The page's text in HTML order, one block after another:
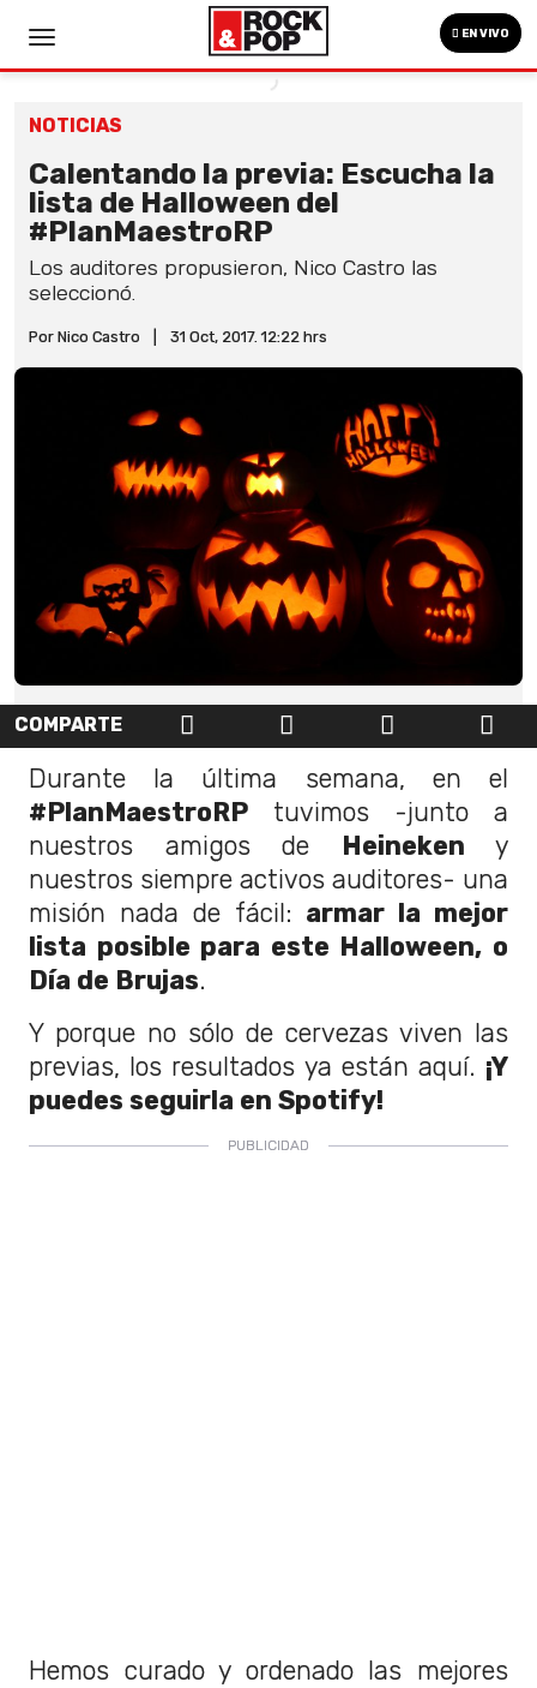
EN VIVO
NOTICIAS
Calentando la previa: Escucha la
lista de Halloween del
#PlanMaestroRP
Los auditores propusieron, Nico Castro las
seleccionó.
Por Nico Castro 31 Oct, 2017. 12:22 hrs
COMPARTE
Durante la última semana, en el
#PlanMaestroRP tuvimos -junto a
nuestros amigos de Heineken y
nuestros siempre activos auditores- una
misión nada de fácil: armar la mejor
lista posible para este Halloween, o
Día de Brujas.
Y porque no sólo de cervezas viven las
previas, los resultados ya están aquí. ¡Y
puedes seguirla en Spotify!
Hemos curado y ordenado las mejores